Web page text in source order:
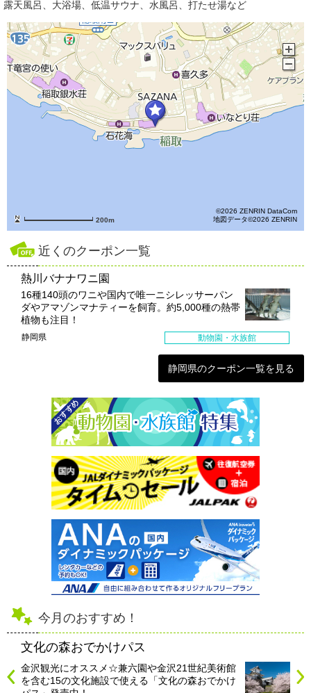
露天風呂、大浴場、低温サウナ、水風呂、打たせ湯など
200m
©2026 ZENRIN DataCom
地図データ©2026 ZENRIN
近くのクーポン一覧
熱川バナナワニ園
16種140頭のワニや国内で唯一ニシレッサーパン
ダやアマゾンマナティーを飼育。約5,000種の熱帯
植物も注目！
静岡県 動物園・水族館
静岡県のクーポン一覧を見る
今月のおすすめ！
文化の森おでかけパス
金沢観光にオススメ☆兼六園や金沢21世紀美術館
を含む15の文化施設で使える「文化の森おでかけ